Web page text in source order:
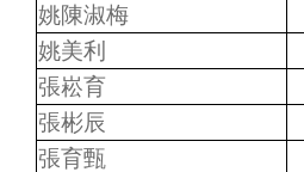
姚陳淑梅
姚美利
張崧育
張彬辰
張育甄